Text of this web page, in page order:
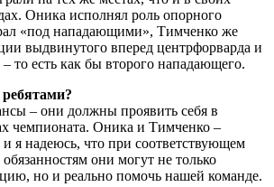
Оника исполнял роль опорного
«под нападающими», Тимченко же
выдвинутого вперед центрфорварда и
– то есть как бы второго нападающего.
– они должны проявить себя в
чемпионата. Оника и Тимченко –
я надеюсь, что при соответствующем
они могут не только
но и реально помочь нашей команде.